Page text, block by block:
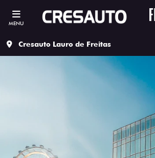
MENU
Cresauto Lauro de Freitas
ESTOU INTERESSADO